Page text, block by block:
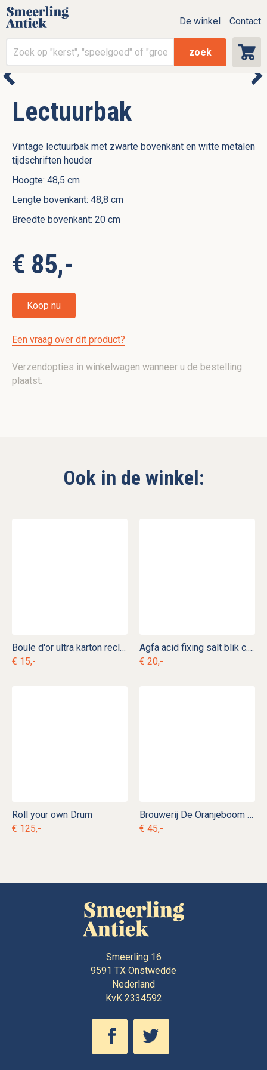
zoek
De winkel Contact
Lectuurbak
Vintage lectuurbak met zwarte bovenkant en witte metalen
tijdschriften houder
Hoogte: 48,5 cm
Lengte bovenkant: 48,8 cm
Breedte bovenkant: 20 cm
€ 85,-
Koop nu
Een vraag over dit product?
Verzendopties in winkelwagen wanneer u de bestelling
plaatst.
Ook in de winkel:
Boule d'or ultra karton reclame c. r 11
€ 15,-
Agfa acid fixing salt blik c. b 1
€ 20,-
Roll your own Drum
€ 125,-
Brouwerij De Oranjeboom Premium Pilsener spiegel
€ 45,-
Smeerling 16
9591 TX Onstwedde
Nederland
KvK 2334592